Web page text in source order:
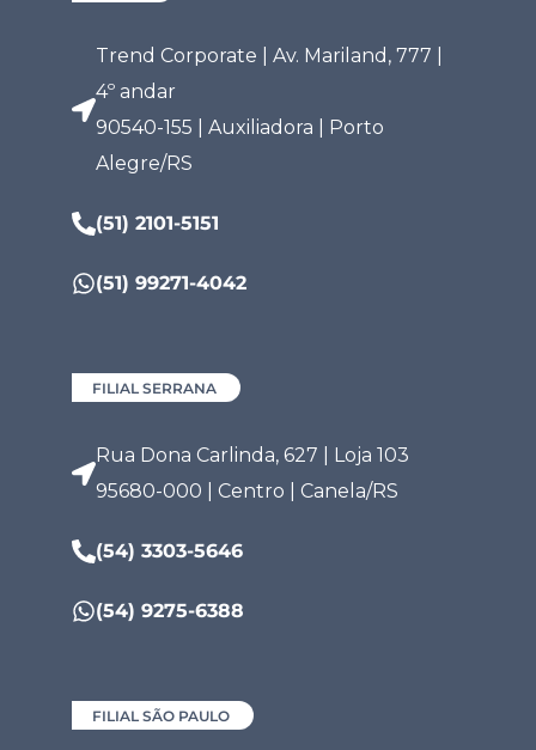
Trend Corporate | Av. Mariland, 777 |
4º andar
90540-155 | Auxiliadora | Porto
Alegre/RS
(51) 2101-5151
(51) 99271-4042
FILIAL SERRANA
Rua Dona Carlinda, 627 | Loja 103
95680-000 | Centro | Canela/RS
(54) 3303-5646
(54) 9275-6388
FILIAL SÃO PAULO